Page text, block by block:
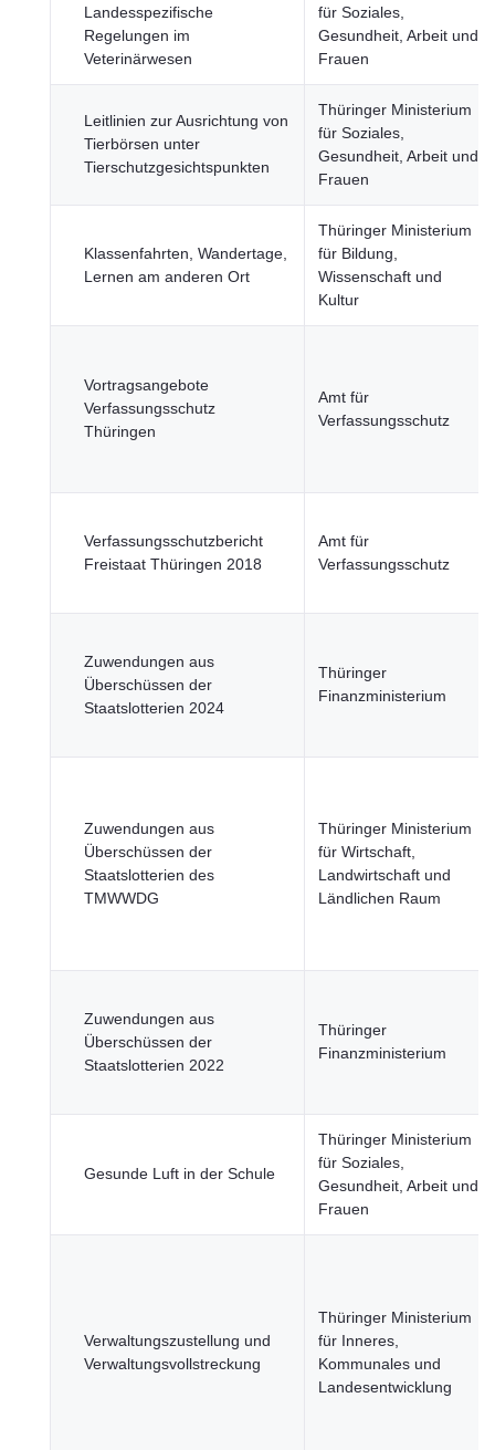
Landesspezifische
Regelungen im
Veterinärwesen
für Soziales,
Gesundheit, Arbeit und
Frauen
Leitlinien zur Ausrichtung von
Tierbörsen unter
Tierschutzgesichtspunkten
Thüringer Ministerium
für Soziales,
Gesundheit, Arbeit und
Frauen
Klassenfahrten, Wandertage,
Lernen am anderen Ort
Thüringer Ministerium
für Bildung,
Wissenschaft und
Kultur
Vortragsangebote
Verfassungsschutz
Thüringen
Amt für
Verfassungsschutz
Verfassungsschutzbericht
Freistaat Thüringen 2018
Amt für
Verfassungsschutz
Zuwendungen aus
Überschüssen der
Staatslotterien 2024
Thüringer
Finanzministerium
Zuwendungen aus
Überschüssen der
Staatslotterien des
TMWWDG
Thüringer Ministerium
für Wirtschaft,
Landwirtschaft und
Ländlichen Raum
Zuwendungen aus
Überschüssen der
Staatslotterien 2022
Thüringer
Finanzministerium
Gesunde Luft in der Schule
Thüringer Ministerium
für Soziales,
Gesundheit, Arbeit und
Frauen
Verwaltungszustellung und
Verwaltungsvollstreckung
Thüringer Ministerium
für Inneres,
Kommunales und
Landesentwicklung